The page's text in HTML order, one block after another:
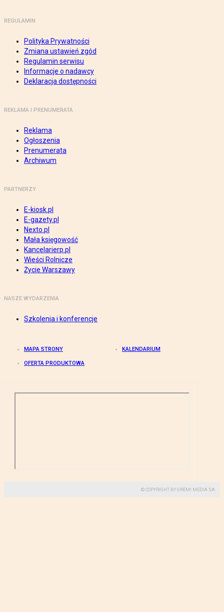
REGULAMIN
Polityka Prywatności
Zmiana ustawień zgód
Regulamin serwisu
Informacje o nadawcy
Deklaracja dostępności
REKLAMA I PRENUMERATA
Reklama
Ogłoszenia
Prenumerata
Archiwum
PARTNERZY
E-kiosk.pl
E-gazety.pl
Nexto.pl
Mała księgowość
Kancelarierp.pl
Wieści Rolnicze
Życie Warszawy
NASZE WYDARZENIA
Szkolenia i konferencje
MAPA STRONY KALENDARIUM
OFERTA PRODUKTOWA
© COPYRIGHT BY GREMI MEDIA SA